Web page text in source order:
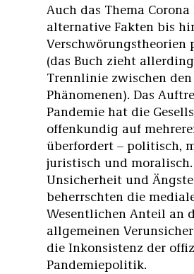
Auch das Thema
alternative Fakten bis
Verschwörungstheorien
(das Buch zieht
Trennlinie zwischen
Phänomenen). Das
Pandemie hat die
offenkundig auf
überfordert – politisch,
juristisch und moralisch.
Unsicherheit und Ängste
beherrschten die
Wesentlichen Anteil an
allgemeinen
die Inkonsistenz der
Pandemiepolitik.